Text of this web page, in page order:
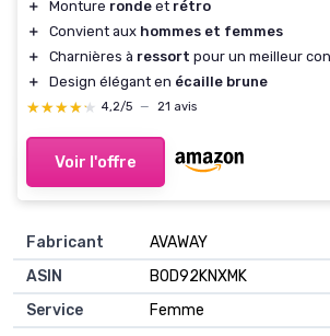
＋ Monture ronde et rétro
＋
Convient aux hommes et femmes
＋
Charnières à ressort pour un meilleur
＋
Design élégant en écaille brune
★★★★★
★★★★★ 4,2/5 — 21 avis
Voir l'offre
Fabricant
AVAWAY
ASIN
B0D92KNXMK
Service
Femme